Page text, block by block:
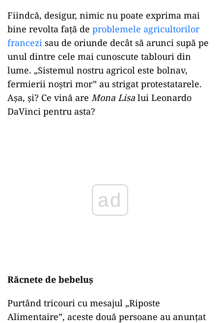
Fiindcă, desigur, nimic nu poate exprima mai
bine revolta față de problemele agricultorilor
francezi sau de oriunde decât să arunci supă pe
unul dintre cele mai cunoscute tablouri din
lume. „Sistemul nostru agricol este bolnav,
fermierii noştri mor” au strigat protestatarele.
Așa, și? Ce vină are Mona Lisa lui Leonardo
DaVinci pentru asta?
Răcnete de bebeluș
Purtând tricouri cu mesajul „Riposte
Alimentaire”, aceste două persoane au anunțat